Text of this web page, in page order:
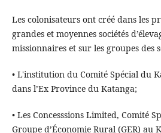
Les colonisateurs ont créé dans les
grandes et moyennes sociétés
missionnaires et sur les groupes des
• L'institution du Comité Spécial du
dans l’Ex Province du Katanga;
• Les Concesssions Limited, Comité
Groupe d’Économie Rural (GER) au